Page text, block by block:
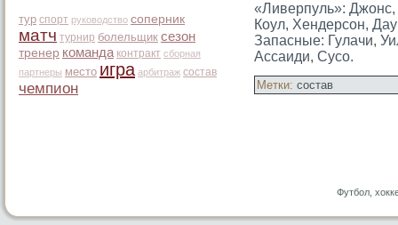
тур спорт руководство соперник
матч турнир болельщик сезон
тренер команда контракт сборная
партнеры место игра арбитраж состав
чемпион
«Ливерпуль»: Джонс,
Коул, Хендерсοн,
Запасные: Гулачи,
Ассаиди, Сусο.
Метки: состав
Футбол,